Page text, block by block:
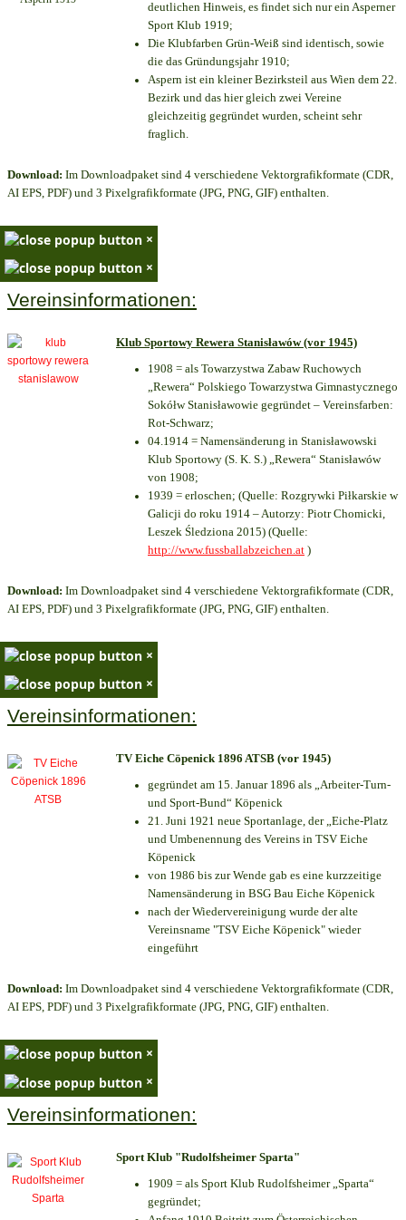
deutlichen Hinweis, es findet sich nur ein Asperner
Sport Klub 1919;
Die Klubfarben Grün-Weiß sind identisch, sowie
die das Gründungsjahr 1910;
Aspern ist ein kleiner Bezirksteil aus Wien dem 22.
Bezirk und das hier gleich zwei Vereine
gleichzeitig gegründet wurden, scheint sehr
fraglich.
Download: Im Downloadpaket sind 4 verschiedene Vektorgrafikformate (CDR,
AI EPS, PDF) und 3 Pixelgrafikformate (JPG, PNG, GIF) enthalten.
×
×
Vereinsinformationen:
Klub Sportowy Rewera Stanisławów (vor 1945)
1908 = als Towarzystwa Zabaw Ruchowych
„Rewera“ Polskiego Towarzystwa Gimnastycznego
Sokółw Stanisławowie gegründet – Vereinsfarben:
Rot-Schwarz;
04.1914 = Namensänderung in Stanisławowski
Klub Sportowy (S. K. S.) „Rewera“ Stanisławów
von 1908;
1939 = erloschen; (Quelle: Rozgrywki Piłkarskie w
Galicji do roku 1914 – Autorzy: Piotr Chomicki,
Leszek Śledziona 2015) (Quelle:
http://www.fussballabzeichen.at )
Download: Im Downloadpaket sind 4 verschiedene Vektorgrafikformate (CDR,
AI EPS, PDF) und 3 Pixelgrafikformate (JPG, PNG, GIF) enthalten.
×
×
Vereinsinformationen:
TV Eiche Cöpenick 1896 ATSB (vor 1945)
gegründet am 15. Januar 1896 als „Arbeiter-Turn-
und Sport-Bund“ Köpenick
21. Juni 1921 neue Sportanlage, der „Eiche-Platz
und Umbenennung des Vereins in TSV Eiche
Köpenick
von 1986 bis zur Wende gab es eine kurzzeitige
Namensänderung in BSG Bau Eiche Köpenick
nach der Wiedervereinigung wurde der alte
Vereinsname "TSV Eiche Köpenick" wieder
eingeführt
Download: Im Downloadpaket sind 4 verschiedene Vektorgrafikformate (CDR,
AI EPS, PDF) und 3 Pixelgrafikformate (JPG, PNG, GIF) enthalten.
×
×
Vereinsinformationen:
Sport Klub "Rudolfsheimer Sparta"
1909 = als Sport Klub Rudolfsheimer „Sparta“
gegründet;